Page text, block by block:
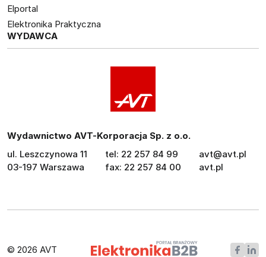
Elportal
Elektronika Praktyczna
WYDAWCA
Wydawnictwo AVT-Korporacja Sp. z o.o.
ul. Leszczynowa 11
03-197 Warszawa
tel: 22 257 84 99
fax: 22 257 84 00
avt@avt.pl
avt.pl
© 2026 AVT